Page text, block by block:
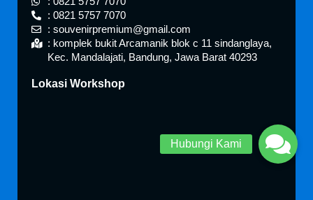
: 0821 5757 7070
: souvenirpremium@gmail.com
: komplek bukit Arcamanik blok c 11 sindanglaya,
Kec. Mandalajati, Bandung, Jawa Barat 40293
Lokasi Workshop